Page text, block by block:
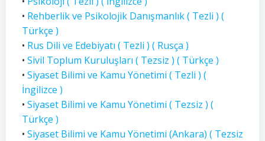
• Rehberlik ve Psikolojik Danışmanlık ( Tezli ) (
Türkçe )
• Rus Dili ve Edebiyatı ( Tezli ) ( Rusça )
• Sivil Toplum Kuruluşları ( Tezsiz ) ( Türkçe )
• Siyaset Bilimi ve Kamu Yönetimi ( Tezli ) (
İngilizce )
• Siyaset Bilimi ve Kamu Yönetimi ( Tezsiz ) (
Türkçe )
• Siyaset Bilimi ve Kamu Yönetimi (Ankara) ( Tezsiz